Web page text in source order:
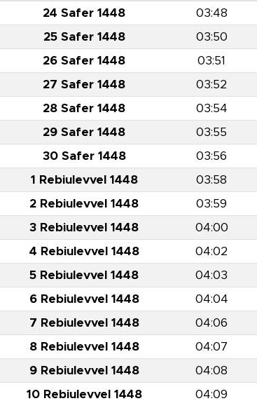
24 Safer 1448 03:48
25 Safer 1448 03:50
26 Safer 1448 03:51
27 Safer 1448 03:52
28 Safer 1448 03:54
29 Safer 1448 03:55
30 Safer 1448 03:56
1 Rebiulevvel 1448 03:58
2 Rebiulevvel 1448 03:59
3 Rebiulevvel 1448 04:00
4 Rebiulevvel 1448 04:02
5 Rebiulevvel 1448 04:03
6 Rebiulevvel 1448 04:04
7 Rebiulevvel 1448 04:06
8 Rebiulevvel 1448 04:07
9 Rebiulevvel 1448 04:08
10 Rebiulevvel 1448 04:09